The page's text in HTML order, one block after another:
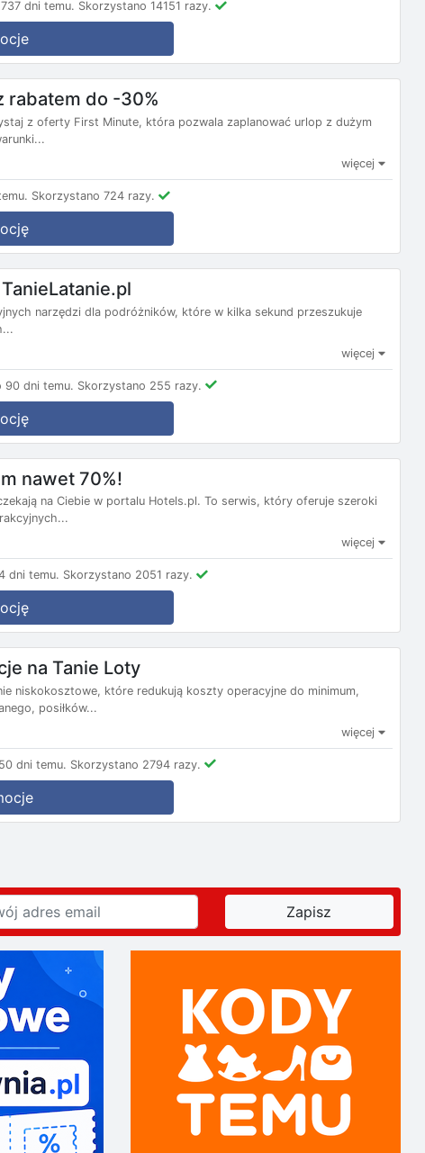
dni temu. Skorzystano 14151 razy.
rabatem do -30%
z oferty First Minute, która pozwala zaplanować urlop z dużym
więcej
Skorzystano 724 razy.
narzędzi dla podróżników, które w kilka sekund przeszukuje
więcej
90 dni temu. Skorzystano 255 razy.
nawet 70%!
na Ciebie w portalu Hotels.pl. To serwis, który oferuje szeroki
więcej
dni temu. Skorzystano 2051 razy.
na Tanie Loty
niskokosztowe, które redukują koszty operacyjne do minimum,
posiłków...
więcej
dni temu. Skorzystano 2794 razy.